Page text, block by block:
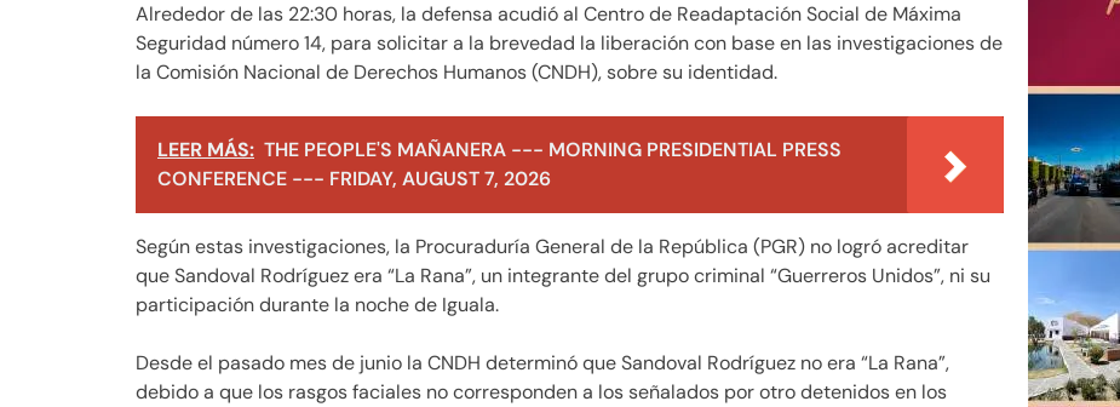
Alrededor de las 22:30 horas, la defensa acudió al Centro de Readaptación Social de Máxima
Seguridad número 14, para solicitar a la brevedad la liberación con base en las investigaciones de
la Comisión Nacional de Derechos Humanos (CNDH), sobre su identidad.
LEER MÁS: THE PEOPLE'S MAÑANERA --- MORNING PRESIDENTIAL PRESS
CONFERENCE --- FRIDAY, AUGUST 7, 2026
Según estas investigaciones, la Procuraduría General de la República (PGR) no logró acreditar
que Sandoval Rodríguez era “La Rana”, un integrante del grupo criminal “Guerreros Unidos”, ni su
participación durante la noche de Iguala.
Desde el pasado mes de junio la CNDH determinó que Sandoval Rodríguez no era “La Rana”,
debido a que los rasgos faciales no corresponden a los señalados por otro detenidos en los